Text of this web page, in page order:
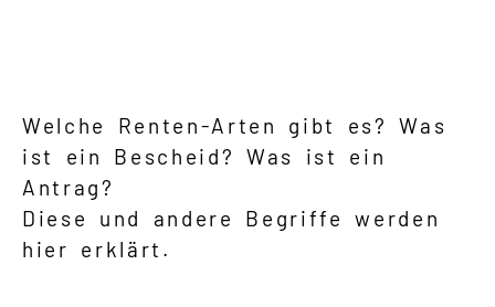
Navigation
Suche
Welche Renten-Arten gibt es? Was
ist ein Bescheid? Was ist ein
Antrag?
Diese und andere Begriffe werden
hier erklärt.